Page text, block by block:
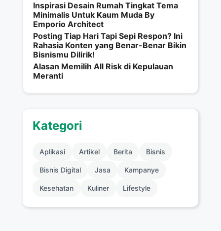
Inspirasi Desain Rumah Tingkat Tema
Minimalis Untuk Kaum Muda By
Emporio Architect
Posting Tiap Hari Tapi Sepi Respon? Ini
Rahasia Konten yang Benar-Benar Bikin
Bisnismu Dilirik!
Alasan Memilih All Risk di Kepulauan
Meranti
Kategori
Aplikasi Artikel Berita Bisnis
Bisnis Digital Jasa Kampanye
Kesehatan Kuliner Lifestyle